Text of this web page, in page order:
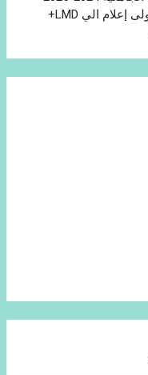
قسم الكيمياء قسم الإعلام الألي سنة اولى إعلام الي LMD+